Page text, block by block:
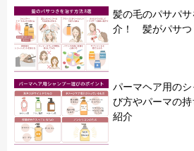
髪の毛のパサパ
介！ 髪がパサつ
パーマヘア用の
び方やパーマの
紹介